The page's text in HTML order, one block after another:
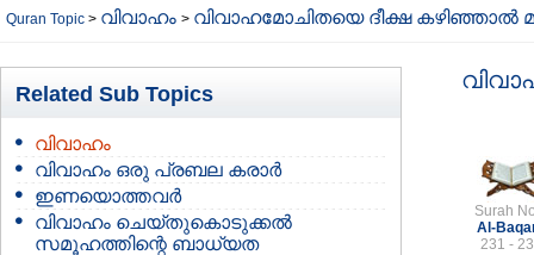
Quran Topic > വിവാഹം > വിവാഹമോചിതയെ ദീക്ഷ കഴിഞ്ഞാല്‍
Related Sub Topics
വിവാഹം
വിവാഹം ഒരു പ്രബല കരാര്‍
ഇണയൊത്തവര്‍
വിവാഹം ചെയ്തുകൊടുക്കല്‍
സമൂഹത്തിന്റെ ബാധ്യത
Surah
Al-
231 -